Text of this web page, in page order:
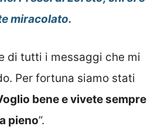
miracolato.
di tutti i messaggi che mi
Per fortuna siamo stati
bene e vivete sempre
pieno”.